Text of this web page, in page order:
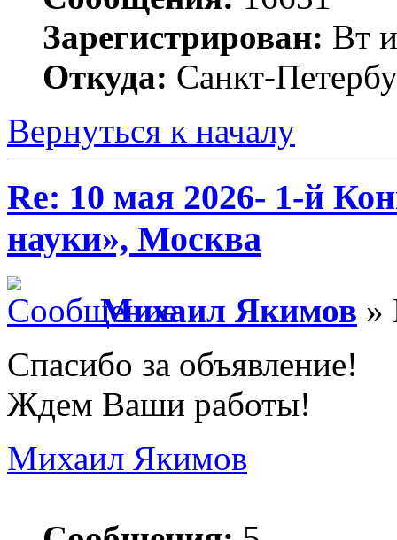
Зарегистрирован: Вт
Откуда: Санкт-
Вернуться к началу
Re: 10 мая 2026- 1-й
науки», Москва
Михаил Якимов »
Спасибо за объявление!
Ждем Ваши работы!
Михаил Якимов